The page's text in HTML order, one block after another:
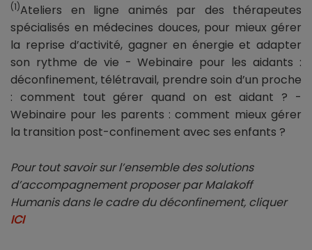
(1)Ateliers en ligne animés par des thérapeutes
spécialisés en médecines douces, pour mieux gérer
la reprise d’activité, gagner en énergie et adapter
son rythme de vie - Webinaire pour les aidants :
déconfinement, télétravail, prendre soin d’un proche
: comment tout gérer quand on est aidant ? -
Webinaire pour les parents : comment mieux gérer
la transition post-confinement avec ses enfants ?
Pour tout savoir sur l’ensemble des solutions
d’accompagnement proposer par Malakoff
Humanis dans le cadre du déconfinement, cliquer
ICI